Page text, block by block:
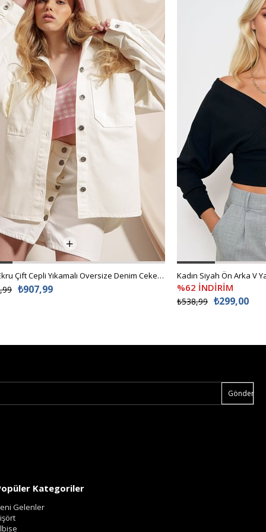
Kadın Ekru Çift Cepli Yıkamalı Oversize Denim Ceket ALC-X8152
₺907,99 %62 İNDİRİM
₺299,00
₺538,99
Gönder
Kategoriler
Gelenler